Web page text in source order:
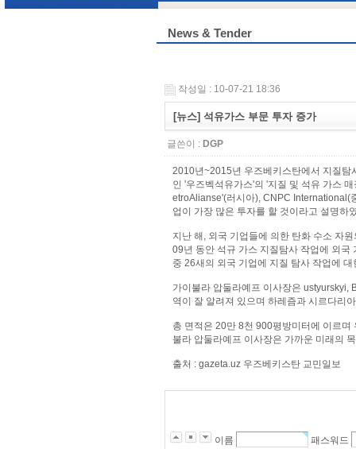
News & Tender
작성일 : 10-07-21 18:36
[뉴스] 석유가스 부문 투자 증가
글쓴이 : DGP
2010년~2015년 우즈베키스탄에서 지질탐
인 '우즈벡석유가스'의 '지질 및 석유 가스
etroAlianse'(러시아), CNPC International(
업이 가장 많은 투자를 할 것이라고 설명하
지난 해, 외국 기업들에 의한 탄화 수소 자
09년 동안 석규 가스 지질탐사 작업에 외
중 26새의 외국 기업에 지질 탐사 작업에
가이불라 압둘라예프 이사장은
역이 잘 알려져 있으며 하레즘과 시르다리
총 면적은 20만 8천 900평방미터에 이르
불라 압둘라예프 이사장은 가까운 미래의
출처 : gazeta.uz 우즈베키스탄 교민일보
이름 패스워드